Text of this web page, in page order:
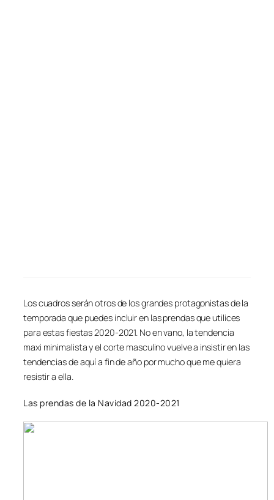
Los cuadros serán otros de los grandes protagonistas de la
temporada que puedes incluir en las prendas que utilices
para estas fiestas 2020-2021. No en vano, la tendencia
maxi minimalista y el corte masculino vuelve a insistir en las
tendencias de aquí a fin de año por mucho que me quiera
resistir a ella.
Las prendas de la Navidad 2020-2021